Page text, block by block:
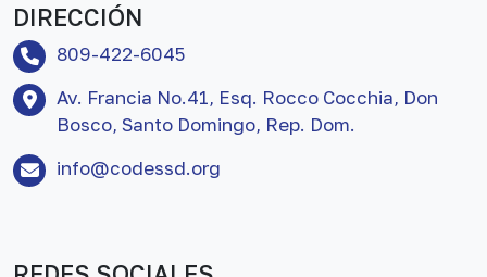
DIRECCIÓN
809-422-6045
Av. Francia No.41, Esq. Rocco Cocchia, Don
Bosco, Santo Domingo, Rep. Dom.
info@codessd.org